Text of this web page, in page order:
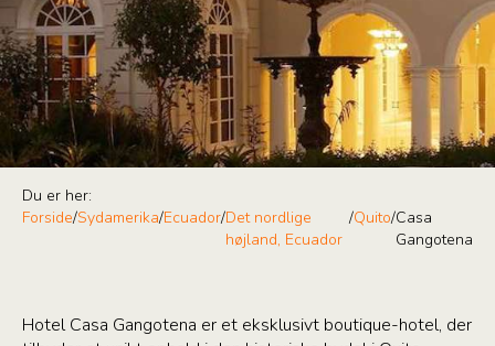
Du er her:
Forside/Sydamerika/Ecuador/Det nordlige
højland, Ecuador
/Quito/Casa
Gangotena
Hotel Casa Gangotena er et eksklusivt boutique-hotel, der